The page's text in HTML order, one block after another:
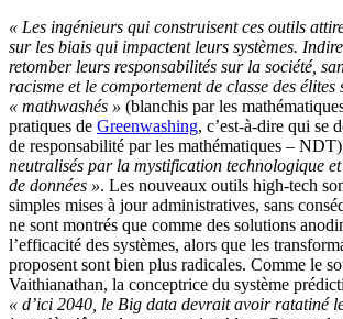
« Les ingénieurs qui construisent ces outils
sur les biais qui impactent leurs systèmes.
retomber leurs responsabilités sur la société,
racisme et le comportement de classe des élites
« mathwashés » (blanchis par les
pratiques de Greenwashing, c’est-à-dire qui se
de responsabilité par les mathématiques –
neutralisés par la mystification technologique
de données ». Les nouveaux outils high-tech
simples mises à jour administratives, sans
ne sont montrés que comme des solutions
l’efficacité des systèmes, alors que les
proposent sont bien plus radicales. Comme le
Vaithianathan, la conceptrice du système
« d’ici 2040, le Big data devrait avoir ratatiné